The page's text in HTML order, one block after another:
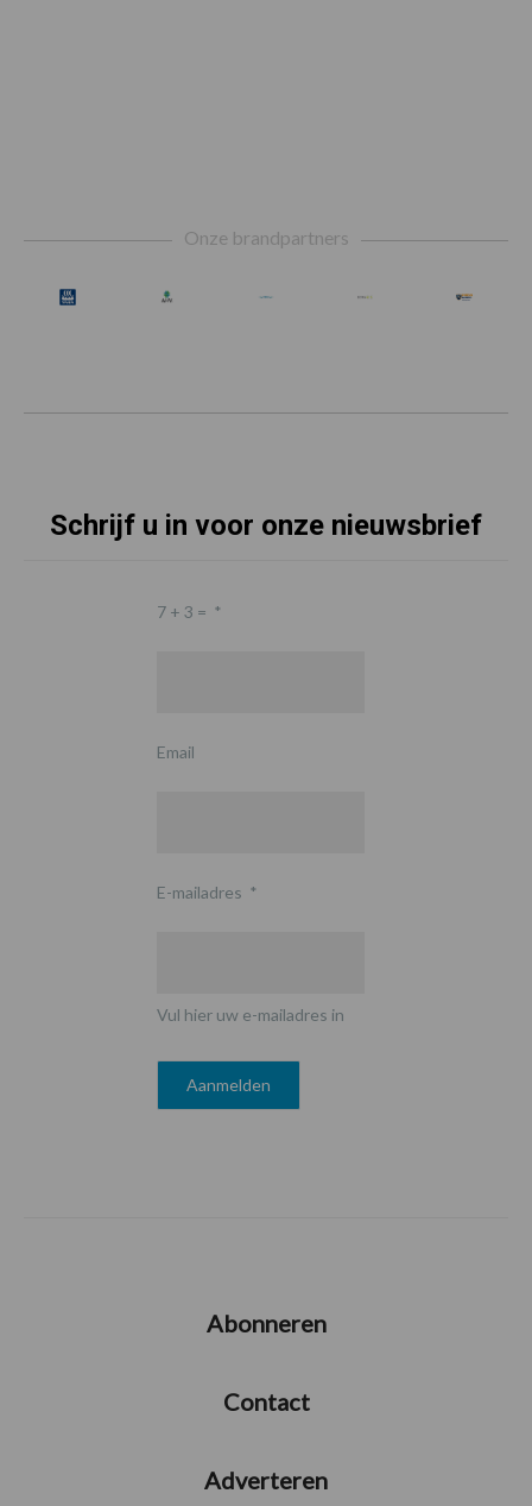
Onze brandpartners
Schrijf u in voor onze nieuwsbrief
7 + 3 = *
Email
E-mailadres *
Vul hier uw e-mailadres in
Abonneren
Contact
Adverteren